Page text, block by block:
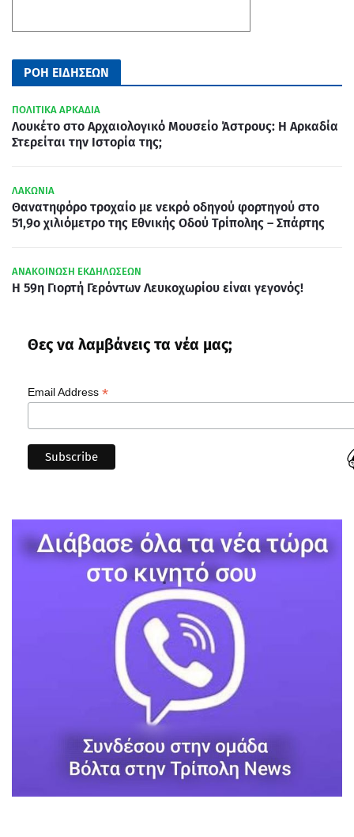
ΡΟΗ ΕΙΔΗΣΕΩΝ
ΠΟΛΙΤΙΚΑ ΑΡΚΑΔΙΑ
Λουκέτο στο Αρχαιολογικό Μουσείο Άστρους: Η Αρκαδία
Στερείται την Ιστορία της;
ΛΑΚΩΝΙΑ
Θανατηφόρο τροχαίο με νεκρό οδηγού φορτηγού στο
51,9ο χιλιόμετρο της Εθνικής Οδού Τρίπολης – Σπάρτης
ΑΝΑΚΟΙΝΩΣΗ ΕΚΔΗΛΩΣΕΩΝ
Η 59η Γιορτή Γερόντων Λευκοχωρίου είναι γεγονός!
Θες να λαμβάνεις τα νέα μας;
Email Address *